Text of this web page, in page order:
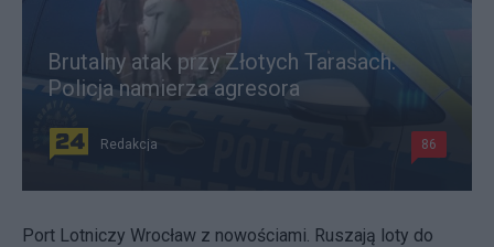
Brutalny atak przy Złotych Tarasach.
Policja namierza agresora
Redakcja 86
Port Lotniczy Wrocław z nowościami. Ruszają loty do